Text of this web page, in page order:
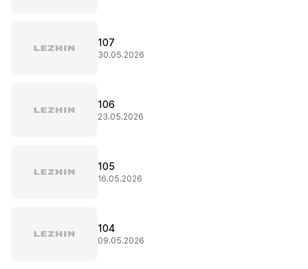
107
30.05.2026
106
23.05.2026
105
16.05.2026
104
09.05.2026